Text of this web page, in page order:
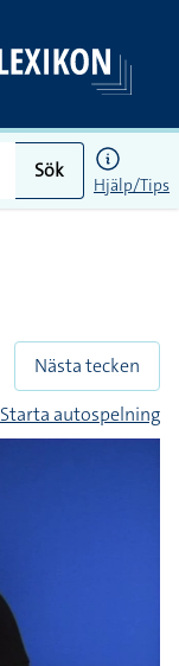
Sök
Hjälp/Tips
Nästa tecken
Starta autospelning